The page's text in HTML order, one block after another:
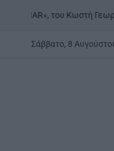
του Κωστή Γεωργίουon
Σάββατο, 8